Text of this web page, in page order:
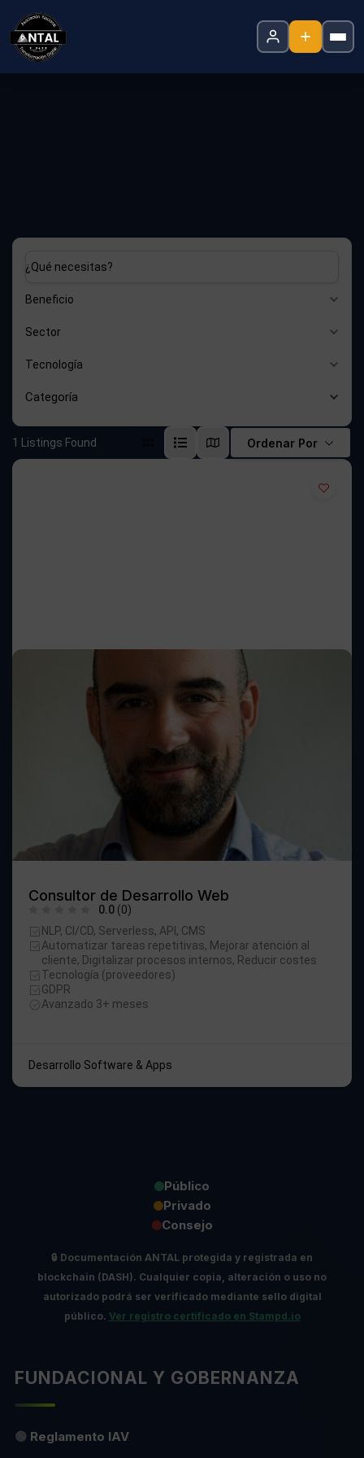
¿Qué necesitas?
Beneficio
Sector
Tecnología
Categoría
1 Listings Found Ordenar Por
Consultor de Desarrollo Web
0.0 (0)
NLP, CI/CD, Serverless, API, CMS
Automatizar tareas repetitivas, Mejorar atención al
cliente, Digitalizar procesos internos, Reducir costes
Tecnología (proveedores)
GDPR
Avanzado 3+ meses
Desarrollo Software & Apps
Público
Privado
Consejo
🔒 Documentación ANTAL protegida y registrada en
blockchain (DASH). Cualquier copia, alteración o uso no
autorizado podrá ser verificado mediante sello digital
público. Ver registro certificado en Stampd.io
FUNDACIONAL Y GOBERNANZA
🟢 Reglamento IAV